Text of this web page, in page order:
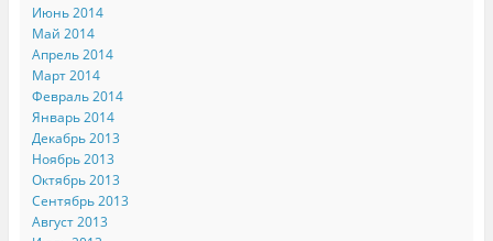
Июнь 2014
Май 2014
Апрель 2014
Март 2014
Февраль 2014
Январь 2014
Декабрь 2013
Ноябрь 2013
Октябрь 2013
Сентябрь 2013
Август 2013